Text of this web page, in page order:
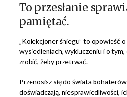
To przesłanie
pamiętać.
„Kolekcjoner śniegu” to opowieść
wysiedleniach, wykluczeniu i o tym,
zrobić, żeby przetrwać.
Przenosisz się do świata
doświadczają, niesprawiedliwości,